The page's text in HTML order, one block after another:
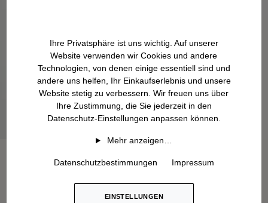
Ihre Privatsphäre ist uns wichtig. Auf unserer
Website verwenden wir Cookies und andere
Technologien, von denen einige essentiell sind und
andere uns helfen, Ihr Einkaufserlebnis und unsere
Website stetig zu verbessern. Wir freuen uns über
Ihre Zustimmung, die Sie jederzeit in den
Datenschutz-Einstellungen anpassen können.
Mehr anzeigen…
Datenschutzbestimmungen Impressum
EINSTELLUNGEN